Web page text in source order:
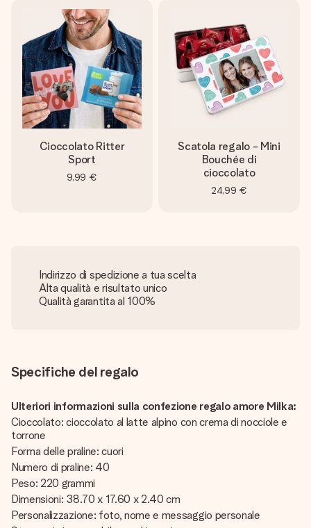
Cioccolato Ritter
Sport
9,99 €
Scatola regalo - Mini
Bouchée di
cioccolato
24,99 €
Indirizzo di spedizione a tua scelta
Alta qualità e risultato unico
Qualità garantita al 100%
Specifiche del regalo
Ulteriori informazioni sulla confezione regalo amore Milka:
Cioccolato: cioccolato al latte alpino con crema di nocciole e
torrone
Forma delle praline: cuori
Numero di praline: 40
Peso: 220 grammi
Dimensioni: 38.70 x 17.60 x 2.40 cm
Personalizzazione: foto, nome e messaggio personale